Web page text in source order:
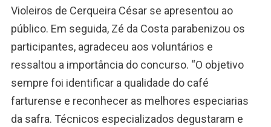
Violeiros de Cerqueira César se apresentou ao
público. Em seguida, Zé da Costa parabenizou os
participantes, agradeceu aos voluntários e
ressaltou a importância do concurso. “O objetivo
sempre foi identificar a qualidade do café
farturense e reconhecer as melhores especiarias
da safra. Técnicos especializados degustaram e